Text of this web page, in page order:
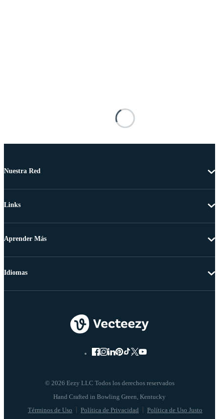
Nuestra Red
Links
Aprender Más
© 2026 Eezy LLC Todos los derechos reservados
Términos de Uso Política de Privacidad Política de Uso Justo
Idiomas